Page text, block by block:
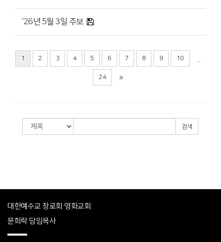
'26년 5월 3일 주보
1 2 3 4 5 6 7 8 9 10 ...
24
검색
대한예수교 장로회 영화교회
문희락 담임목사